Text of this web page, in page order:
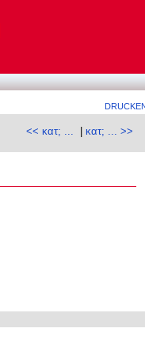
<< κατ; ... |κατ; ... >>